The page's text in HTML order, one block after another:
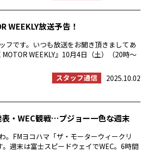
WEEKLY放送予告！
フです。いつも放送をお聞き頂きましてあ
WEEKLY』10月4日（土）（20時〜
スタッフ通信
2025.10.02
表・WEC観戦…プジョー一色な週末
。FMヨコハマ「ザ・モーターウィークリ
週末は富士スピードウェイでWEC。6時間